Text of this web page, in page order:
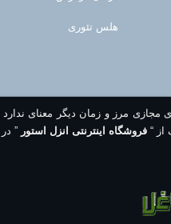
هلس تئوری
مجازی مرز و زمان دیگر معنای
“ فروشگاه اینترنتی انزل استور ”